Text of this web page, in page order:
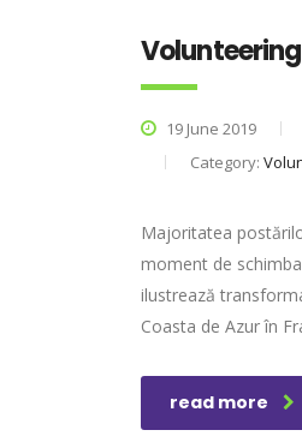
19 June 2019
Category:
Majoritatea
moment de
ilustrează
Coasta de Azur în
read more